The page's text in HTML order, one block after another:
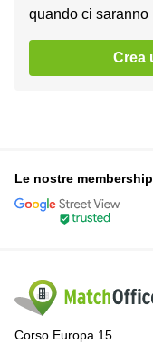
quando ci
Crea
Le nostre membership
Corso Europa 15